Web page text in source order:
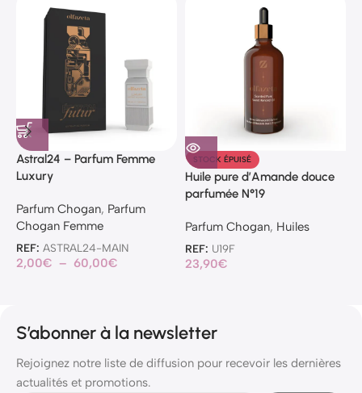
Astral24 – Parfum Femme
Luxury
Parfum Chogan, Parfum
Chogan Femme
REF: ASTRAL24-MAIN
2,00€ – 60,00€
STOCK ÉPUISÉ
Huile pure d’Amande douce
parfumée N°19
Parfum Chogan, Huiles
REF: U19F
23,90€
S’abonner à la newsletter
Rejoignez notre liste de diffusion pour recevoir les dernières
actualités et promotions.